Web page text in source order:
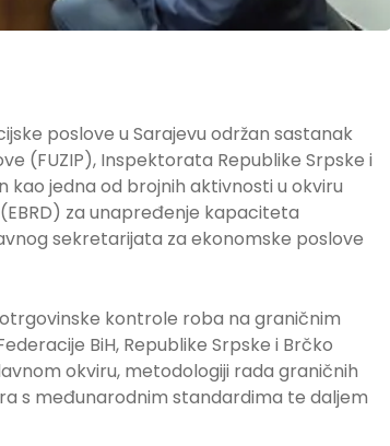
poslove u Sarajevu održan sastanak
(FUZIP), Inspektorata Republike Srpske i
jedna od brojnih aktivnosti u okviru
za unapređenje kapaciteta
sekretarijata za ekonomske poslove
kontrole roba na graničnim
BiH, Republike Srpske i Brčko
okviru, metodologiji rada graničnih
s međunarodnim standardima te daljem